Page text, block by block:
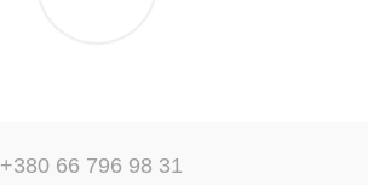
+380 66 796 98 31